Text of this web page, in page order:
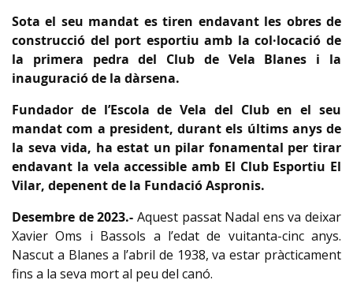
Sota el seu mandat es tiren endavant les obres de
construcció del port esportiu amb la col·locació de
la primera pedra del Club de Vela Blanes i la
inauguració de la dàrsena.
Fundador de l’Escola de Vela del Club en el seu
mandat com a president, durant els últims anys de
la seva vida, ha estat un pilar fonamental per tirar
endavant la vela accessible amb El Club Esportiu El
Vilar, depenent de la Fundació Aspronis.
Desembre de 2023.- Aquest passat Nadal ens va deixar
Xavier Oms i Bassols a l’edat de vuitanta-cinc anys.
Nascut a Blanes a l’abril de 1938, va estar pràcticament
fins a la seva mort al peu del canó.